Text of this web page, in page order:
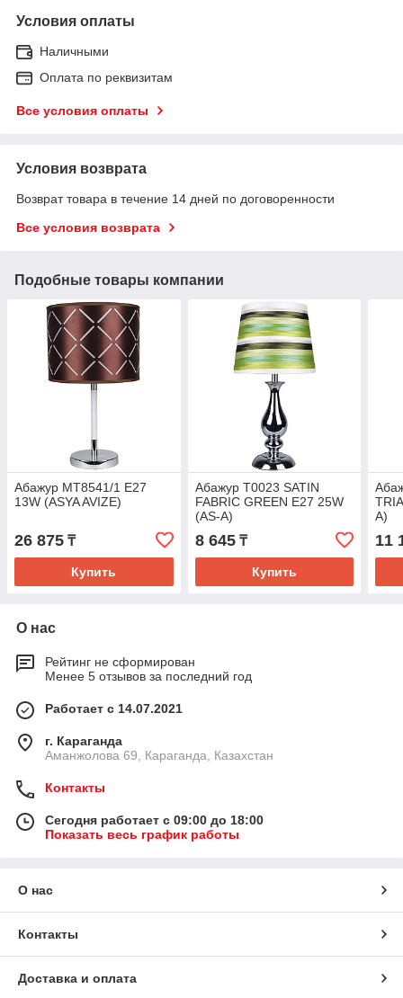
Условия оплаты
Наличными
Оплата по реквизитам
Все условия оплаты
Условия возврата
Возврат товара в течение 14 дней по договоренности
Все условия возврата
Подобные товары компании
Абажур MT8541/1 E27
13W (ASYA AVIZE)
26 875 ₸
Купить
Абажур T0023 SATIN
FABRIC GREEN E27 25W
(AS-A)
8 645₸
Купить
A)
11
О нас
Рейтинг не сформирован
Менее 5 отзывов за последний год
Работает с 14.07.2021
г. Караганда
Аманжолова 69, Караганда, Казахстан
Контакты
Сегодня работает с 09:00 до 18:00
Показать весь график работы
О нас
Контакты
Доставка и оплата